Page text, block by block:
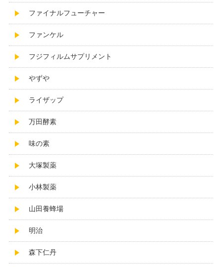
ファイナルフューチャー
ファンケル
フジフィルムサプリメント
やずや
ライザップ
万田酵素
味の素
大塚製薬
小林製薬
山田養蜂場
明治
森下仁丹